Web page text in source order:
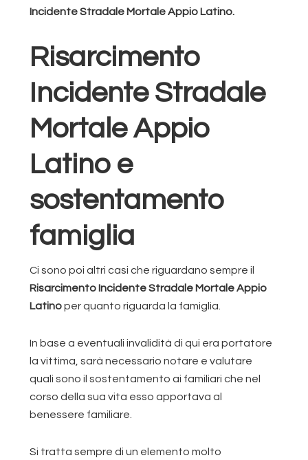
Incidente Stradale Mortale Appio Latino.
Risarcimento
Incidente Stradale
Mortale Appio
Latino e
sostentamento
famiglia
Ci sono poi altri casi che riguardano sempre il
Risarcimento Incidente Stradale Mortale Appio
Latinoper quanto riguarda la famiglia.
In base a eventuali invalidità di qui era portatore
la vittima, sarà necessario notare e valutare
quali sono il sostentamento ai familiari che nel
corso della sua vita esso apportava al
benessere familiare.
Si tratta sempre di un elemento molto